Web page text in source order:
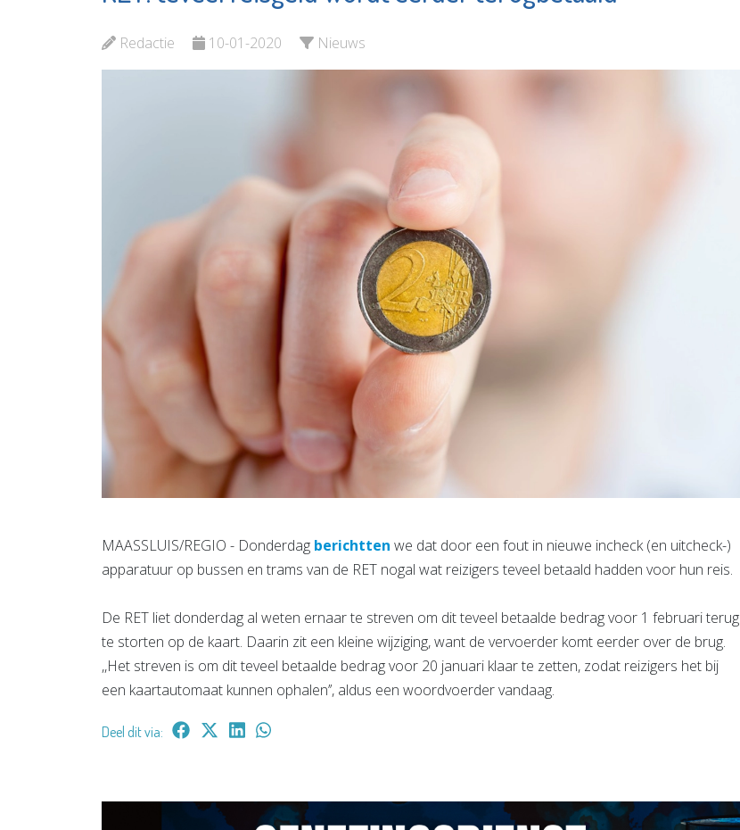
Redactie 10-01-2020 Nieuws
MAASSLUIS/REGIO - Donderdag berichtten we dat door een fout in nieuwe incheck (en uitcheck-)
apparatuur op bussen en trams van de RET nogal wat reizigers teveel betaald hadden voor hun reis.
De RET liet donderdag al weten ernaar te streven om dit teveel betaalde bedrag voor 1 februari terug
te storten op de kaart. Daarin zit een kleine wijziging, want de vervoerder komt eerder over de brug.
,,Het streven is om dit teveel betaalde bedrag voor 20 januari klaar te zetten, zodat reizigers het bij
een kaartautomaat kunnen ophalen’’, aldus een woordvoerder vandaag.
Deel dit via:
Bekijk de pagina Bekijk de pagina